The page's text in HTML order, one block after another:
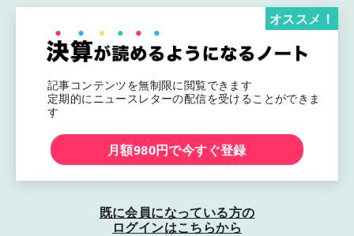
記事コンテンツを無制限に閲覧できます
定期的にニュースレターの配信を受けることができま
す
オススメ！
月額980円で今すぐ登録
既に会員になっている方の
ログインはこちらから